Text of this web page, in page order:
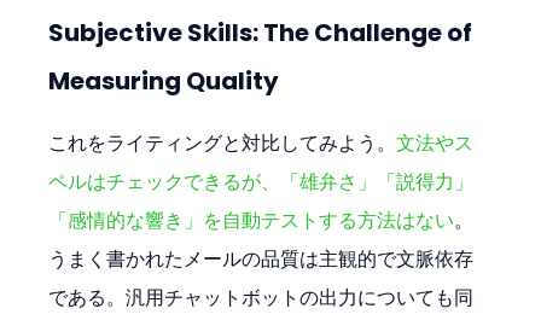
Subjective Skills: The Challenge of
Measuring Quality
これをライティングと対比してみよう。文法やス
ペルはチェックできるが、「雄弁さ」「説得力」
「感情的な響き」を自動テストする方法はない。
うまく書かれたメールの品質は主観的で文脈依存
である。汎用チャットボットの出力についても同